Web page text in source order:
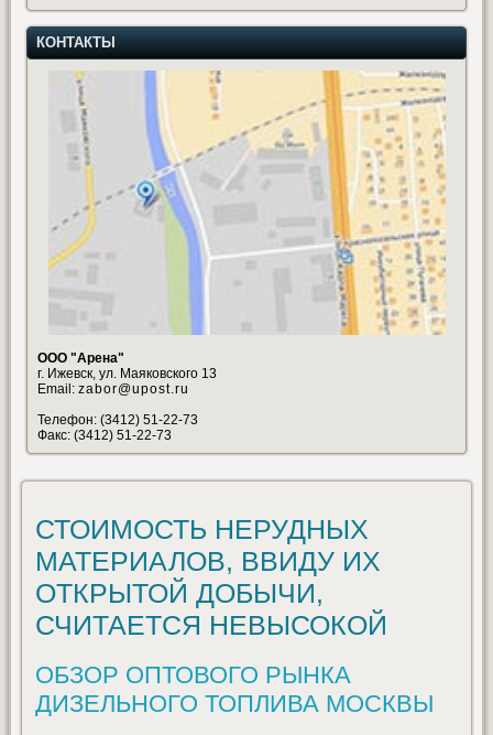
КОНТАКТЫ
ООО "Арена"
г. Ижевск, ул. Маяковского 13
Email: zabor@upost.ru
Телефон: (3412) 51-22-73
Факс: (3412) 51-22-73
СТОИМОСТЬ НЕРУДНЫХ
МАТЕРИАЛОВ, ВВИДУ ИХ
ОТКРЫТОЙ ДОБЫЧИ,
СЧИТАЕТСЯ НЕВЫСОКОЙ
ОБЗОР ОПТОВОГО РЫНКА
ДИЗЕЛЬНОГО ТОПЛИВА МОСКВЫ